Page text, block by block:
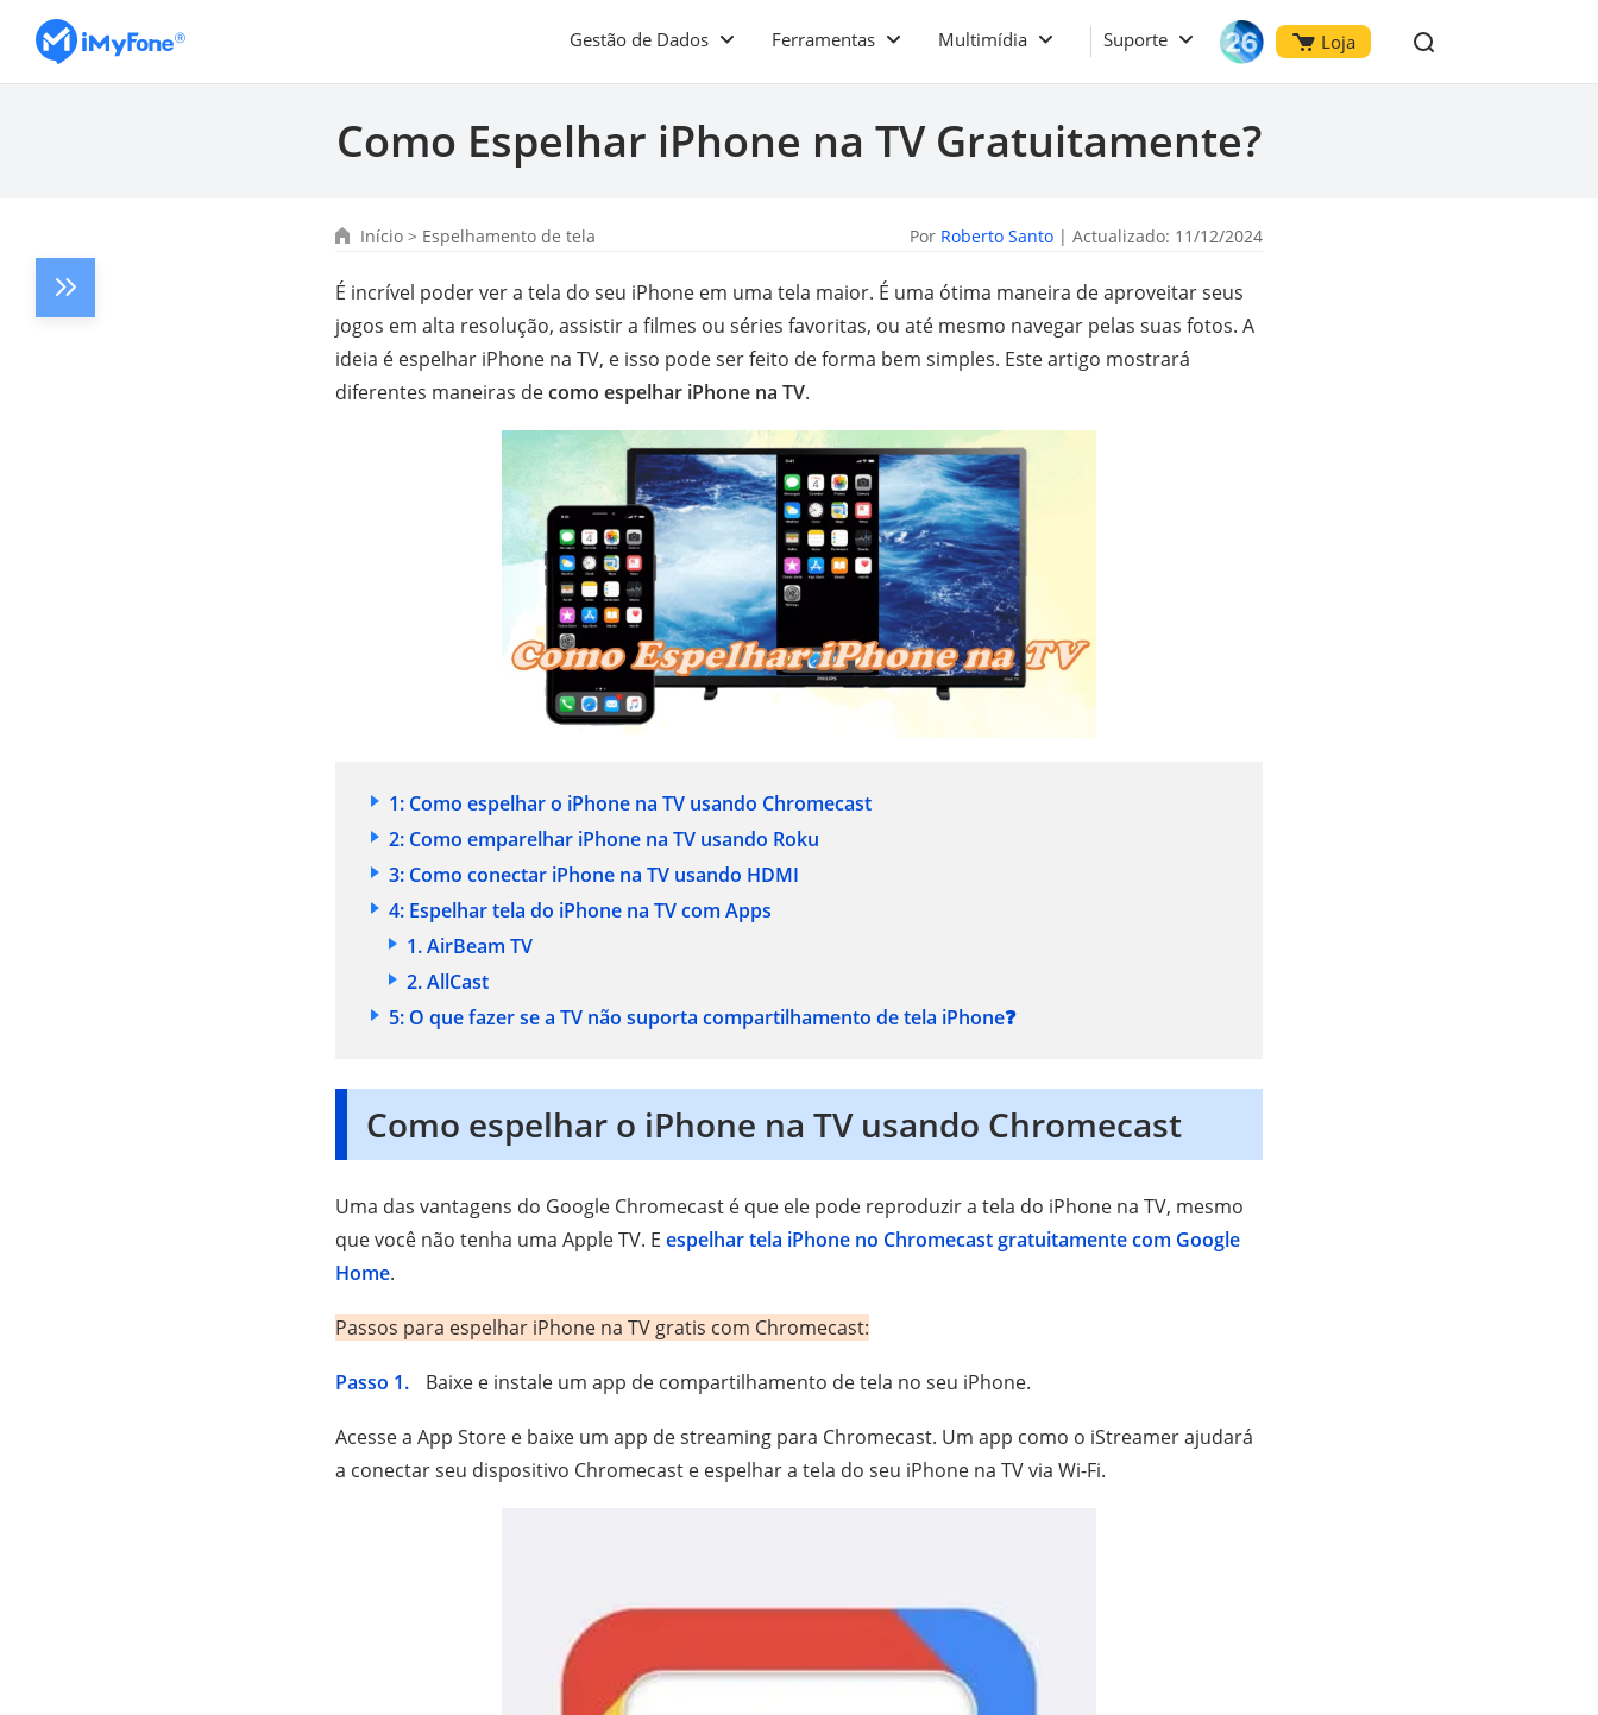
Gestão de Dados Ferramentas Multimídia Suporte Loja
Como Espelhar iPhone na TV Gratuitamente?
Início > Espelhamento de tela Por Roberto Santo | Actualizado: 11/12/2024
É incrível poder ver a tela do seu iPhone em uma tela maior. É uma ótima maneira de aproveitar seus
jogos em alta resolução, assistir a filmes ou séries favoritas, ou até mesmo navegar pelas suas fotos. A
ideia é espelhar iPhone na TV, e isso pode ser feito de forma bem simples. Este artigo mostrará
diferentes maneiras decomo espelhar iPhone na TV.
1: Como espelhar o iPhone na TV usando Chromecast
2: Como emparelhar iPhone na TV usando Roku
3: Como conectar iPhone na TV usando HDMI
4: Espelhar tela do iPhone na TV com Apps
1. AirBeam TV
2. AllCast
5: O que fazer se a TV não suporta compartilhamento de tela iPhone❓
Como espelhar o iPhone na TV usando Chromecast
Uma das vantagens do Google Chromecast é que ele pode reproduzir a tela do iPhone na TV, mesmo
que você não tenha uma Apple TV. E espelhar tela iPhone no Chromecast gratuitamente com Google
Home.
Passos para espelhar iPhone na TV gratis com Chromecast:
Passo 1. Baixe e instale um app de compartilhamento de tela no seu iPhone.
Acesse a App Store e baixe um app de streaming para Chromecast. Um app como o iStreamer ajudará
a conectar seu dispositivo Chromecast e espelhar a tela do seu iPhone na TV via Wi-Fi.